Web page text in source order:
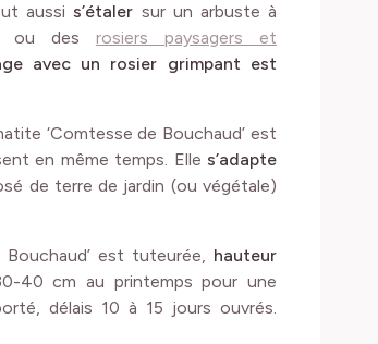
aussis’étaler sur un arbuste à
des rosiers paysagers et
avec un rosier grimpant est
‘Comtesse de Bouchaud’ est
en même temps. Elles’adapte
de terre de jardin (ou végétale)
est tuteurée, hauteur
40 cm au printemps pour une
délais 10 à 15 jours ouvrés.